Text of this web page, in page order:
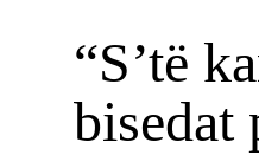
“S’të
bisedat